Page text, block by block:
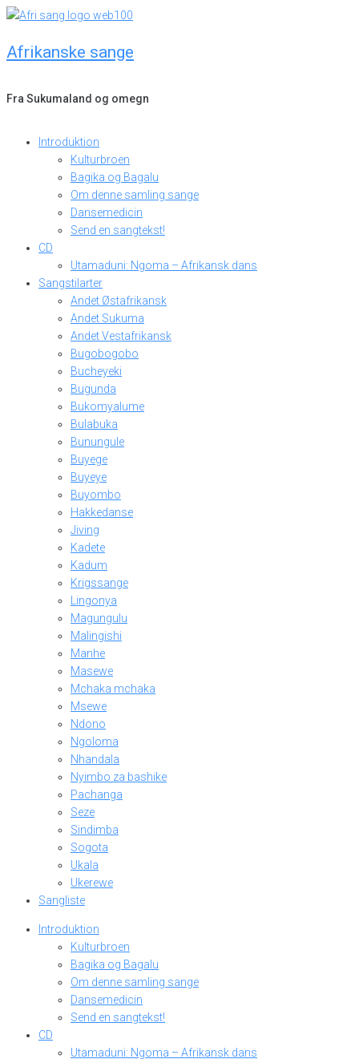
Skip
content
Afrikanske sange
Fra Sukumaland og omegn
Introduktion
Kulturbroen
Bagika og Bagalu
Om denne samling sange
Dansemedicin
Send en sangtekst!
CD
Utamaduni: Ngoma – Afrikansk dans
Sangstilarter
Andet Østafrikansk
Andet Sukuma
Andet Vestafrikansk
Bugobogobo
Bucheyeki
Bugunda
Bukomyalume
Bulabuka
Bunungule
Buyege
Buyeye
Buyombo
Hakkedanse
Jiving
Kadete
Kadum
Krigssange
Lingonya
Magungulu
Malingishi
Manhe
Masewe
Mchaka mchaka
Msewe
Ndono
Ngoloma
Nhandala
Nyimbo za bashike
Pachanga
Seze
Sindimba
Sogota
Ukala
Ukerewe
Sangliste
Introduktion
Kulturbroen
Bagika og Bagalu
Om denne samling sange
Dansemedicin
Send en sangtekst!
CD
Utamaduni: Ngoma – Afrikansk dans